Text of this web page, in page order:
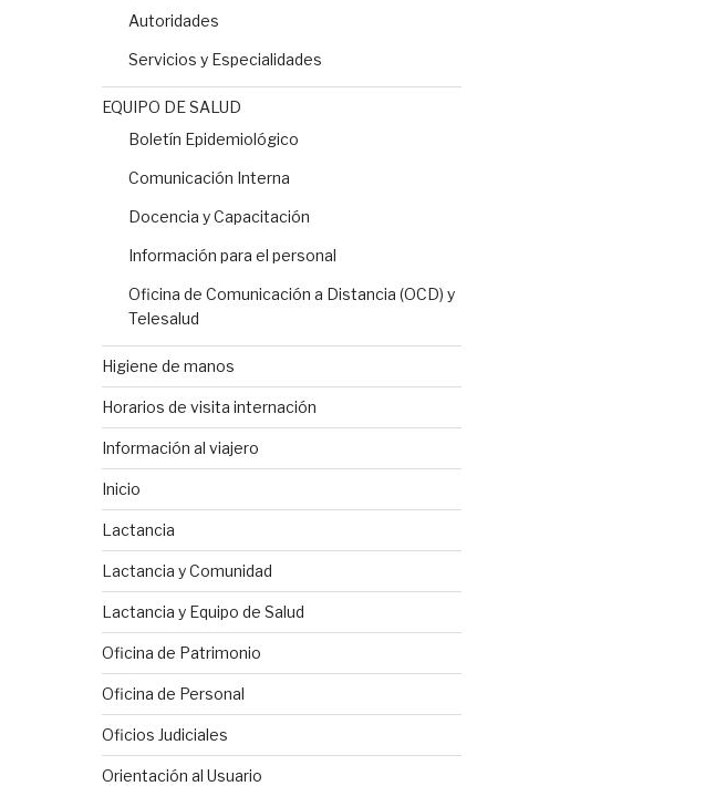
Autoridades
Servicios y Especialidades
EQUIPO DE SALUD
Boletín Epidemiológico
Comunicación Interna
Docencia y Capacitación
Información para el personal
Oficina de Comunicación a Distancia (OCD) y
Telesalud
Higiene de manos
Horarios de visita internación
Información al viajero
Inicio
Lactancia
Lactancia y Comunidad
Lactancia y Equipo de Salud
Oficina de Patrimonio
Oficina de Personal
Oficios Judiciales
Orientación al Usuario